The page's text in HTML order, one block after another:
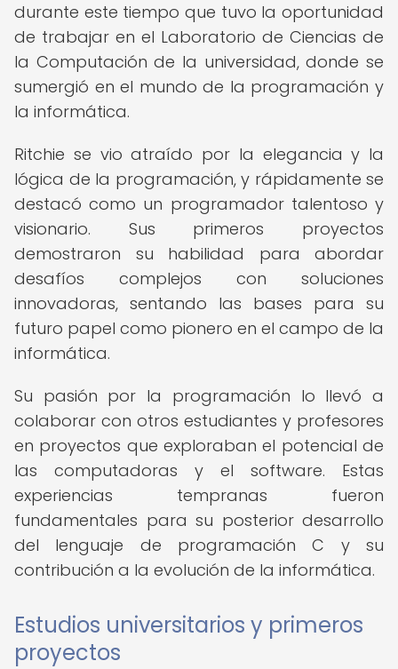
durante este tiempo que tuvo la oportunidad
de trabajar en el Laboratorio de Ciencias de
la Computación de la universidad, donde se
sumergió en el mundo de la programación y
la informática.
Ritchie se vio atraído por la elegancia y la
lógica de la programación, y rápidamente se
destacó como un programador talentoso y
visionario. Sus primeros proyectos
demostraron su habilidad para abordar
desafíos complejos con soluciones
innovadoras, sentando las bases para su
futuro papel como pionero en el campo de la
informática.
Su pasión por la programación lo llevó a
colaborar con otros estudiantes y profesores
en proyectos que exploraban el potencial de
las computadoras y el software. Estas
experiencias tempranas fueron
fundamentales para su posterior desarrollo
del lenguaje de programación C y su
contribución a la evolución de la informática.
Estudios universitarios y primeros
proyectos